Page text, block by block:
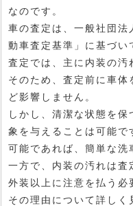
なのです。
車の査定は、一般社団法
動車査定基準」に基づい
査定では、主に内装の汚
そのため、査定前に車体
ど影響しません。
しかし、清潔な状態を
象を与えることは可能で
可能であれば、簡単な洗
一方で、内装の汚れは査
外装以上に注意を払う必
その理由について詳しく